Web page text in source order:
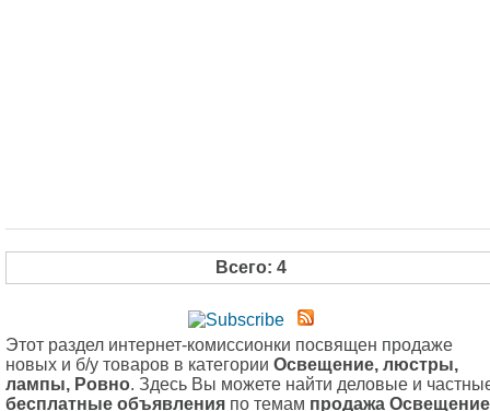
Всего: 4
Этот раздел интернет-комиссионки посвящен продаже
новых и б/у товаров в категории Освещение, люстры,
лампы, Ровно. Здесь Вы можете найти деловые и
бесплатные объявления по темам продажа